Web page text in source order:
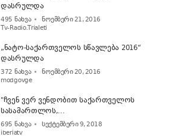
დასრულდა
495 ნახვა
ნოემბერი 21, 2016
Tv-Radio.Trialeti
„ნატო-საქართველოს სწავლება 2016“
დასრულდა
372 ნახვა
ნოემბერი 20, 2016
modgovge
"ჩვენ ვერ ვენდობით საქართველოს
სასამართლოს,...
695 ნახვა
სექტემბერი 9, 2018
iberiatv